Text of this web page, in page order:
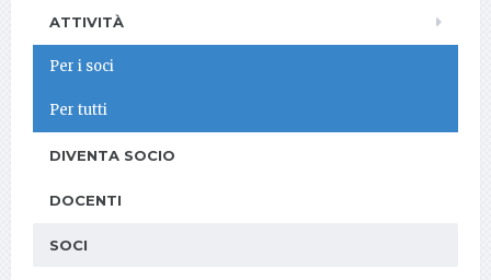
ATTIVITÀ
Per i soci
Per tutti
DIVENTA SOCIO
DOCENTI
SOCI